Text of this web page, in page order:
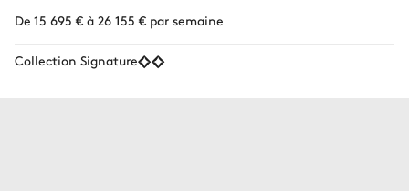
De 15 695 € à 26 155 € par semaine
Collection Signature